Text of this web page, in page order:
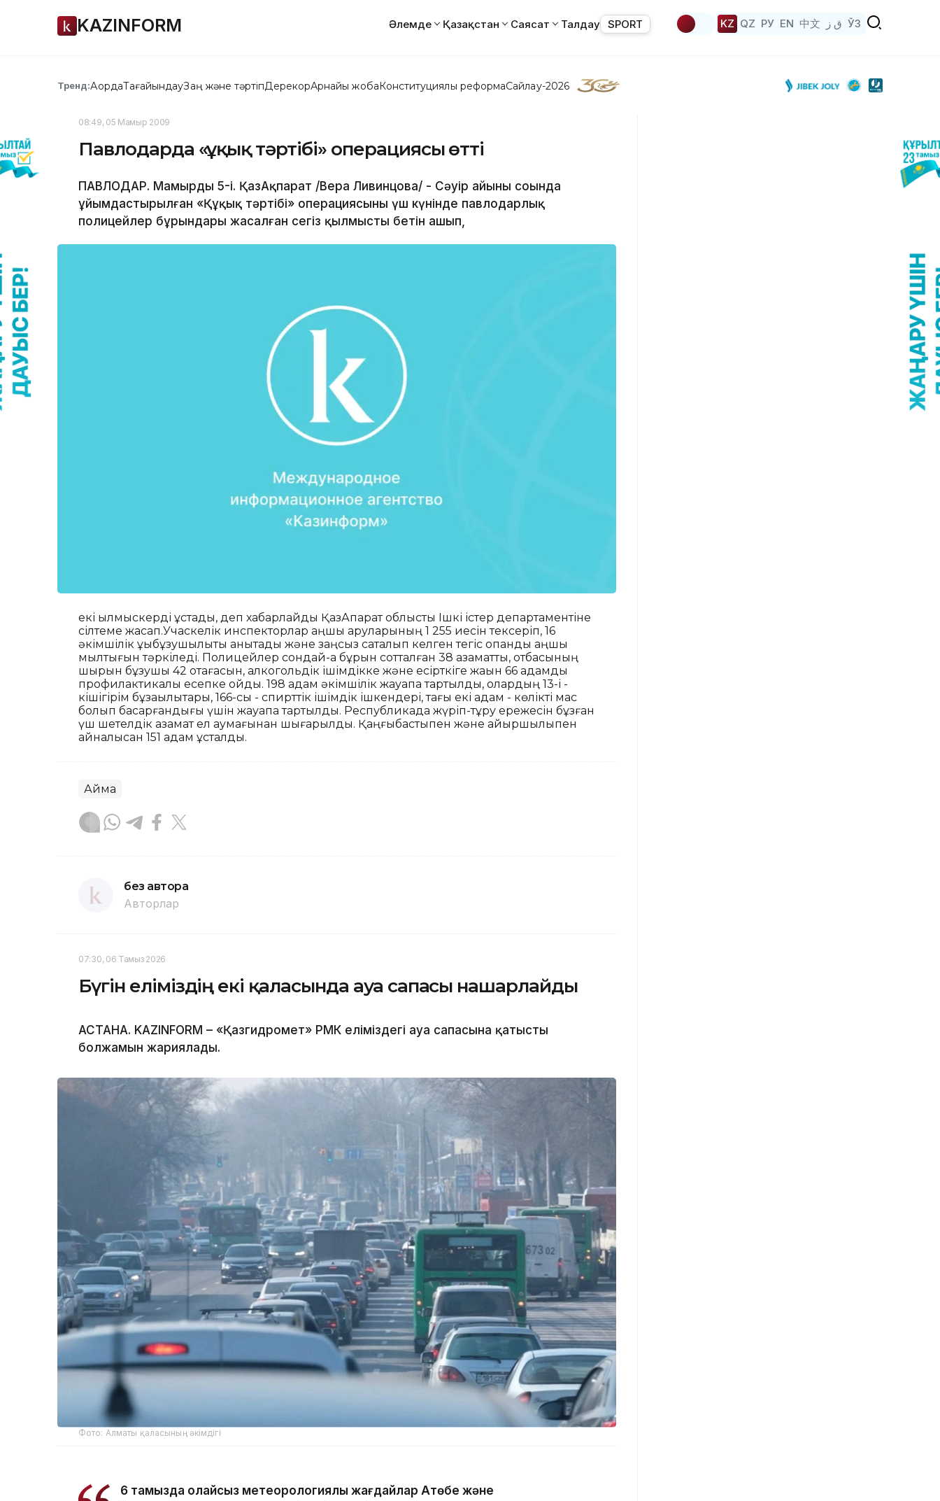
KAZINFORM Әлемде Қазақстан Саясат Талдау SPORT KZ QZ РУ EN 中文 ق ز ЎЗ
Тренд:АқордаТағайындауЗаң және тәртіпДерекқорАрнайы жобаКонституциялық реформаСайлау-2026
08:49, 05 Мамыр 2009
Павлодарда «Құқық тәртібі» операциясы өтті
ПАВЛОДАР. Мамырдың 5-і. ҚазАқпарат /Вера Ливинцова/ - Сәуір айының соңында
ұйымдастырылған «Құқық тәртібі» операциясының үш күнінде павлодарлық
полицейлер бұрындары жасалған сегіз қылмыстың бетін ашып,
екі қылмыскерді ұстады, деп хабарлайды ҚазАқпарат облыстық Ішкі істер департаментіне
сілтеме жасап.Учаскелік инспекторлар аңшы қаруларының 1 255 иесін тексеріп, 16
әкімшілік құқықбұзушылықты анықтады және заңсыз сақталып келген тегіс оқпанды аңшы
мылтығын тәркіледі. Полицейлер сондай-ақ бұрын сотталған 38 азаматты, отбасының
шырқын бұзушы 42 отағасын, алкогольдік ішімдікке және есірткіге жақын 66 адамды
профилактикалық есепке қойды. 198 адам әкімшілік жауапқа тартылды, олардың 13-і -
кішігірім бұзақылықтары, 166-сы - спирттік ішімдік ішкендері, тағы екі адам - көлікті мас
болып басқарғандығы үшін жауапқа тартылды. Республикада жүріп-тұру ережесін бұзған
үш шетелдік азамат ел аумағынан шығарылды. Қаңғыбастықпен және қайыршылықпен
айналысқан 151 адам ұсталды.
Аймақ
без автора
Авторлар
07:30, 06 Тамыз 2026
Бүгін еліміздің екі қаласында ауа сапасы нашарлайды
АСТАНА. KAZINFORM – «Қазгидромет» РМК еліміздегі ауа сапасына қатысты
болжамын жариялады.
Фото: Алматы қаласының әкімдігі
6 тамызда қолайсыз метеорологиялық жағдайлар Ақтөбе және